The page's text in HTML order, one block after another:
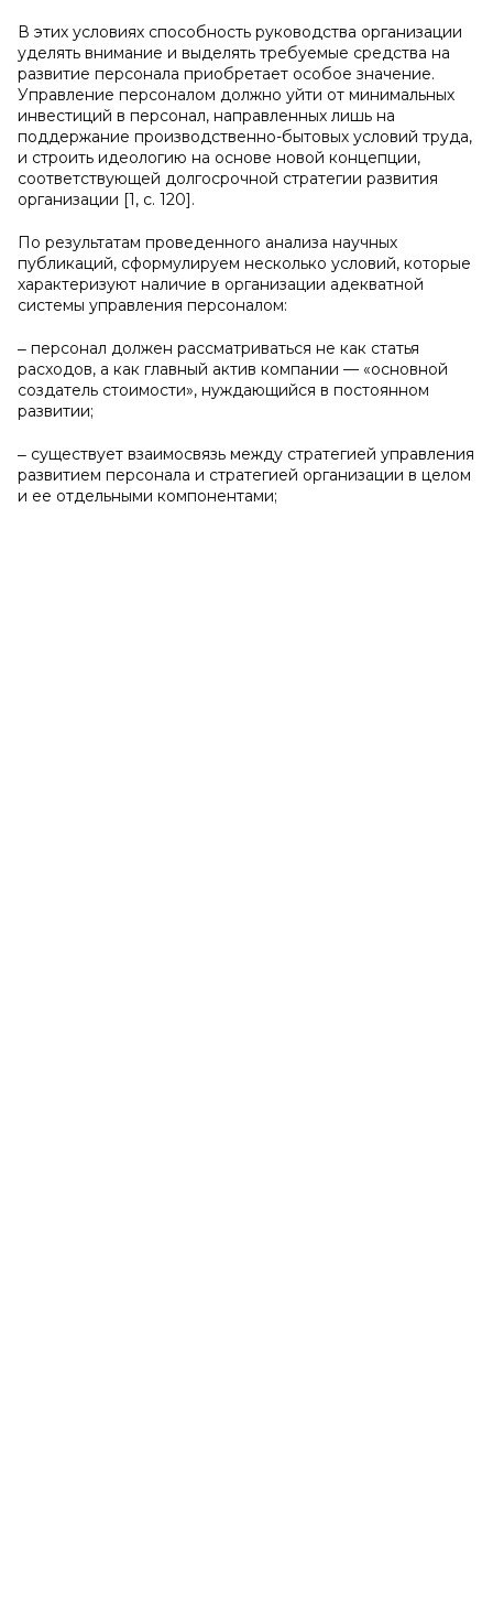
В этих условиях способность руководства организации
уделять внимание и выделять требуемые средства на
развитие персонала приобретает особое значение.
Управление персоналом должно уйти от минимальных
инвестиций в персонал, направленных лишь на
поддержание производственно-бытовых условий труда,
и строить идеологию на основе новой концепции,
соответствующей долгосрочной стратегии развития
организации [1, с. 120].
По результатам проведенного анализа научных
публикаций, сформулируем несколько условий, которые
характеризуют наличие в организации адекватной
системы управления персоналом:
‒ персонал должен рассматриваться не как статья
расходов, а как главный актив компании — «основной
создатель стоимости», нуждающийся в постоянном
развитии;
‒ существует взаимосвязь между стратегией управления
развитием персонала и стратегией организации в целом
и ее отдельными компонентами;